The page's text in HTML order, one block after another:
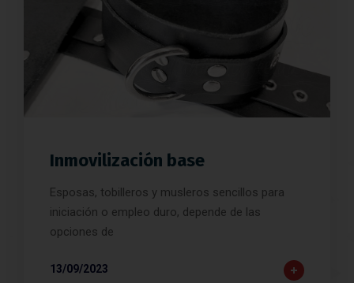
Inmovilización base
Esposas, tobilleros y musleros sencillos para
iniciación o empleo duro, depende de las
opciones de
13/09/2023